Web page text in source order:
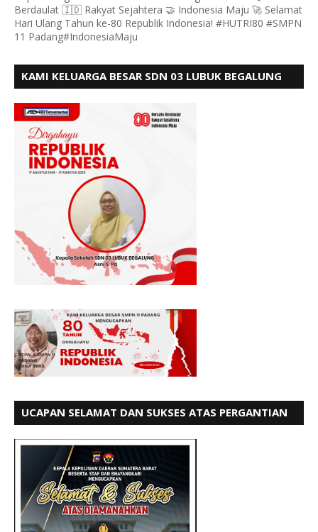
Berdaulat 🇮🇩 Rakyat Sejahtera 🤝 Indonesia Maju 🚀 Selamat
Hari Ulang Tahun ke-80 Republik Indonesia! #HUTRI80 #SMPN
11 Padang#IndonesiaMaju
KAMI KELUARGA BESAR SDN 03 LUBUK BEGALUNG
UCAPAN SELAMAT DAN SUKSES ATAS PERGANTIAN